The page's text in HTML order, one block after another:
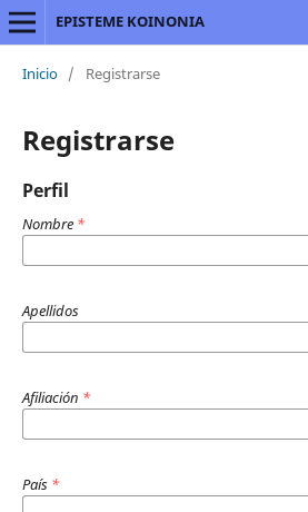
EPISTEME KOINONIA
Inicio / Registrarse
Registrarse
Perfil
Nombre *
Apellidos
Afiliación *
País *